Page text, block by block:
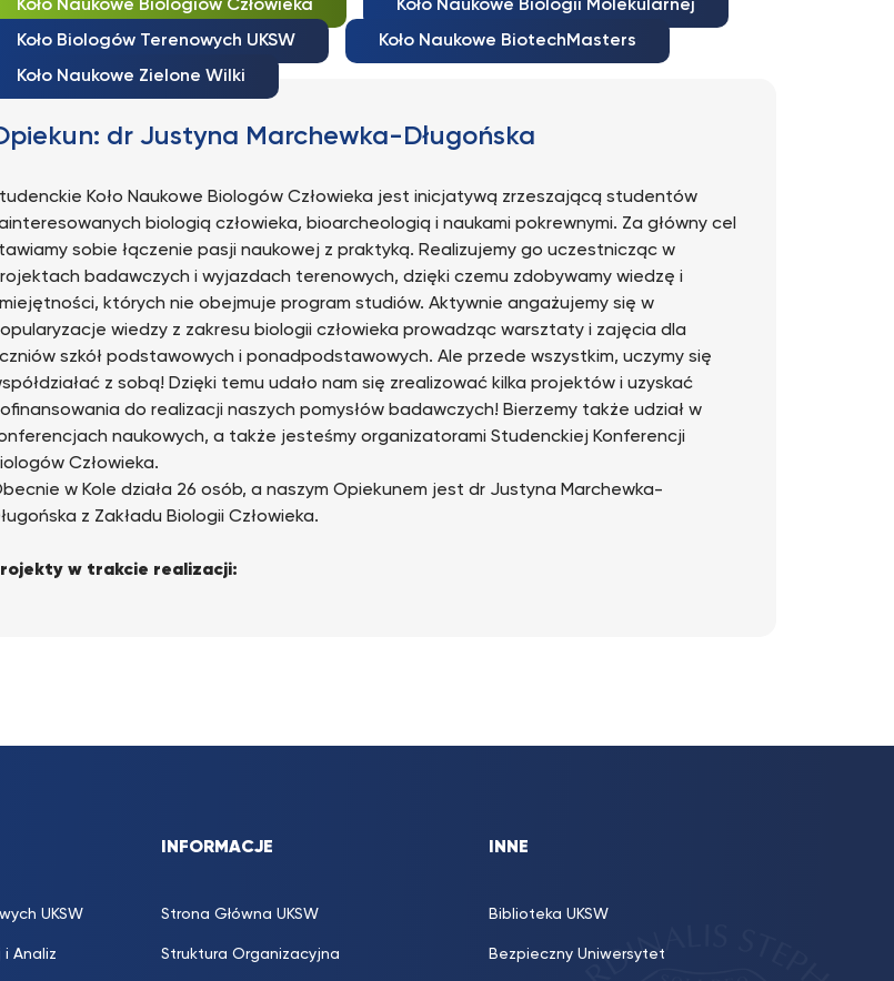
Koło Naukowe Biologiów Człowieka
Koło Naukowe Biologii Molekularnej
Koło Biologów Terenowych UKSW
Koło Naukowe BiotechMasters
Koło Naukowe Zielone Wilki
dr Justyna Marchewka-Długońska
Koło Naukowe Biologów Człowieka jest inicjatywą zrzeszającą studentów
biologią człowieka, bioarcheologią i naukami pokrewnymi. Za główny cel
sobie łączenie pasji naukowej z praktyką. Realizujemy go uczestnicząc w
badawczych i wyjazdach terenowych, dzięki czemu zdobywamy wiedzę i
których nie obejmuje program studiów. Aktywnie angażujemy się w
wiedzy z zakresu biologii człowieka prowadząc warsztaty i zajęcia dla
szkół podstawowych i ponadpodstawowych. Ale przede wszystkim, uczymy się
z sobą! Dzięki temu udało nam się zrealizować kilka projektów i uzyskać
do realizacji naszych pomysłów badawczych! Bierzemy także udział w
naukowych, a także jesteśmy organizatorami Studenckiej Konferencji
Człowieka.
w Kole działa 26 osób, a naszym Opiekunem jest dr Justyna Marchewka-
z Zakładu Biologii Człowieka.
w trakcie realizacji:
z grobów, prace realizowane są w pracowni osteologicznej ZBC.
2026 – wymiana międzynarodowa z National Universidad de Barranca (Peru); 26
El Porvenir i Rinconada, a także szereg wyjazdów na stanowiska
UKSW
i Analiz
INFORMACJE
Strona Główna UKSW
Struktura Organizacyjna
INNE
Biblioteka UKSW
Bezpieczny Uniwersytet